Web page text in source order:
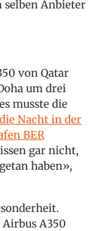
selben Anbieter
von Qatar
um drei
musste die
Nacht in der
BER
gar nicht,
haben»,
A350